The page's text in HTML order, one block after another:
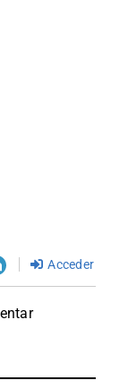
Acceder